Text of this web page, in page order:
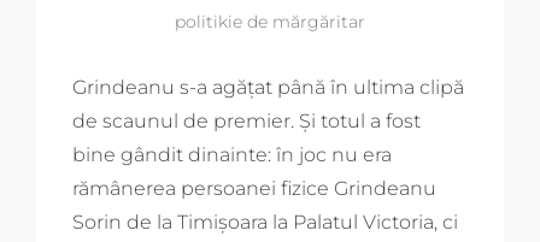
politikie de mărgăritar
Grindeanu s-a agățat până în ultima clipă
de scaunul de premier. Și totul a fost
bine gândit dinainte: în joc nu era
rămânerea persoanei fizice Grindeanu
Sorin de la Timișoara la Palatul Victoria, ci